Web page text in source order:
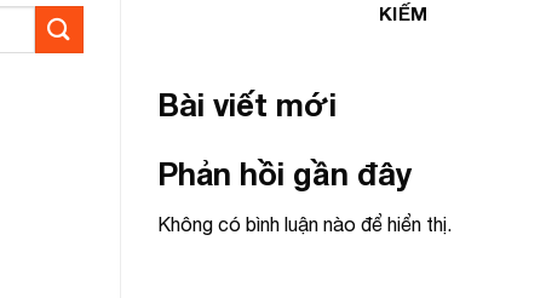
KIẾM
Bài viết mới
Phản hồi gần đây
Không có bình luận nào để hiển thị.